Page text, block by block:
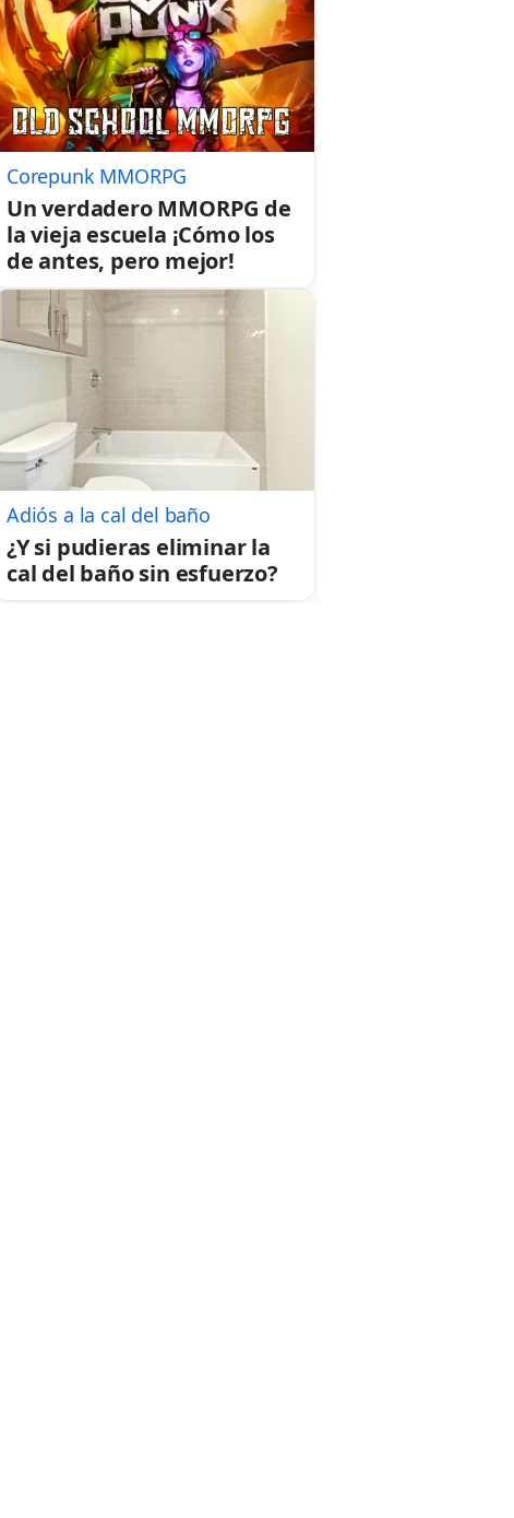
Corepunk MMORPG
Un verdadero MMORPG de
la vieja escuela ¡Cómo los
de antes, pero mejor!
Adiós a la cal del baño
¿Y si pudieras eliminar la
cal del baño sin esfuerzo?